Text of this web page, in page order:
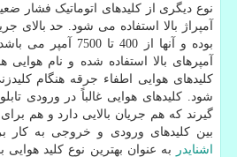
نوع دیگری از کلیدهای اتوماتیک فشار
بوده و آنها از 400 تا
آمپرهای بالا استفاده شده و نام
کلیدهای هوایی اطفاء جرقه هنگام
شود. کلیدهای هوایی غالباً در ورودی
گیرند که هم جریان بالایی دارد و هم
بین کلیدهای ورودی و خروجی به کار
اشنایدر
به عنوان بهترین نوع کلید